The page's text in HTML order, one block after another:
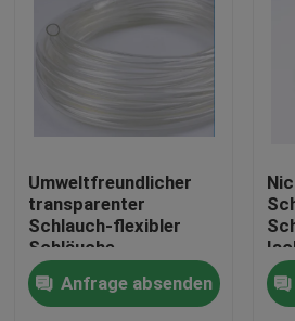
Produkte
Über uns
Fabrik-Ausflug
Qualitätskontrolle
Treten Sie mit uns in
Umweltfreundlicher
transparenter
Schlauch-flexibler
Schläuche
Anfrage absenden